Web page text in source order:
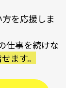
を応援しま
仕事を続けな
ます。